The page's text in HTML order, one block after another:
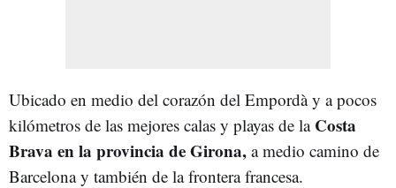
Ubicado en medio del corazón del Empordà y a pocos
kilómetros de las mejores calas y playas de la Costa
Brava en la provincia de Girona, a medio camino de
Barcelona y también de la frontera francesa.